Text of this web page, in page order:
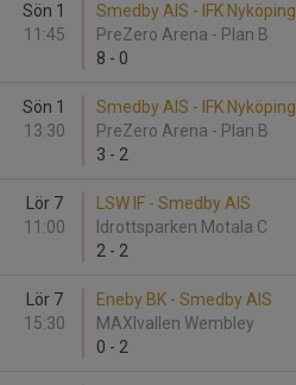
Sön 1
11:45
Smedby AIS - IFK Nyköping
PreZero Arena - Plan B
8 - 0
Sön 1
13:30
Smedby AIS - IFK Nyköping
PreZero Arena - Plan B
3 - 2
Lör 7
11:00
LSW IF - Smedby AIS
Idrottsparken Motala C
2 - 2
Lör 7
15:30
Eneby BK - Smedby AIS
MAXIvallen Wembley
0 - 2